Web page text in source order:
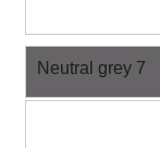
Neutral grey 7